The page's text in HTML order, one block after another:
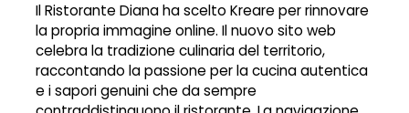
Il Ristorante Diana ha scelto Kreare per rinnovare
la propria immagine online. Il nuovo sito web
celebra la tradizione culinaria del territorio,
raccontando la passione per la cucina autentica
e i sapori genuini che da sempre